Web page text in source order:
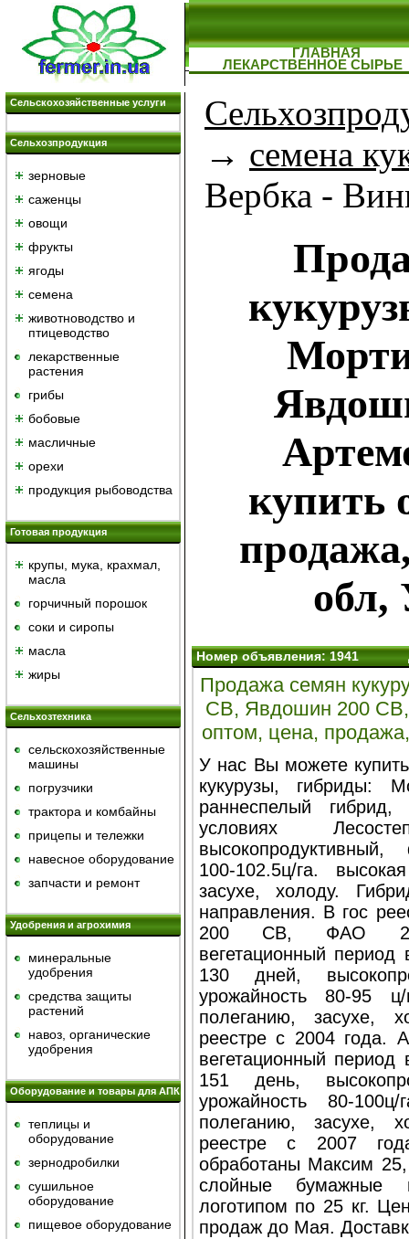
ГЛАВНАЯ
ЛЕКАРСТВЕННОЕ СЫРЬЕ
Сельскохозяйственные услуги
Сельхозпродукция
зерновые
саженцы
овощи
фрукты
ягоды
семена
животноводство и
птицеводство
лекарственные
растения
грибы
бобовые
масличные
орехи
продукция рыбоводства
Готовая продукция
крупы, мука, крахмал,
масла
горчичный порошок
cоки и сиропы
масла
жиры
Сельхозтехника
сельскохозяйственные
машины
погрузчики
трактора и комбайны
прицепы и тележки
навесное оборудование
запчасти и ремонт
Удобрения и агрохимия
минеральные
удобрения
средства защиты
растений
навоз, органические
удобрения
Оборудование и товары для АПК
теплицы и
оборудование
зернодробилки
сушильное
оборудование
пищевое оборудование
→ семена
Вербка -
купить
обл,
Номер объявления: 1941
Продажа семян
СВ, Явдошин 200 СВ,
оптом, цена,
У нас Вы можете
кукурузы, гибриды:
раннеспелый
условиях
высокопродуктивный,
100-102.5ц/га.
засухе, холоду.
направления. В гос
200 СВ, ФАО 200-
вегетационный
130 дней,
урожайность 80-95
полеганию, засухе,
реестре с 2004
вегетационный
151 день,
урожайность 80-
полеганию, засухе,
реестре с 2007
обработаны Максим
слойные
логотипом по 25 кг.
продаж до Мая.